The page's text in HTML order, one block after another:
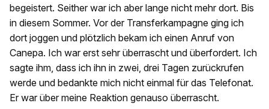
begeistert. Seither war ich aber lange nicht mehr dort. Bis
in diesem Sommer. Vor der Transferkampagne ging ich
dort joggen und plötzlich bekam ich einen Anruf von
Canepa. Ich war erst sehr überrascht und überfordert. Ich
sagte ihm, dass ich ihn in zwei, drei Tagen zurückrufen
werde und bedankte mich nicht einmal für das Telefonat.
Er war über meine Reaktion genauso überrascht.